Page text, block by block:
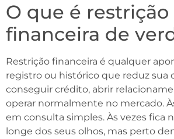
O que é restrição
financeira de
Restrição financeira é qualquer
registro ou histórico que reduz sua
conseguir crédito, abrir
operar normalmente no mercado.
em consulta simples. Às vezes fica
longe dos seus olhos, mas perto